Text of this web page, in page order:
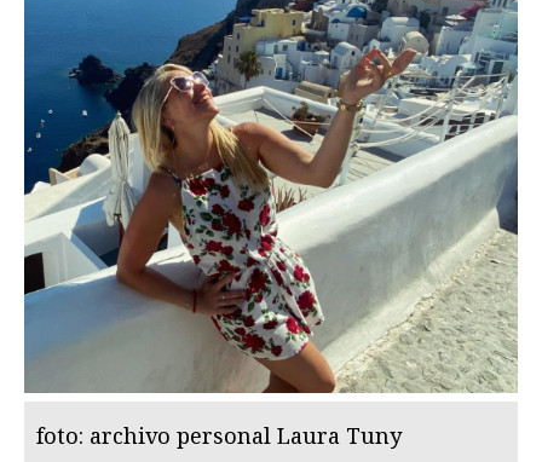
foto: archivo personal Laura Tuny